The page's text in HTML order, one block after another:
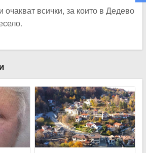
очакват всички, за които в Дедево